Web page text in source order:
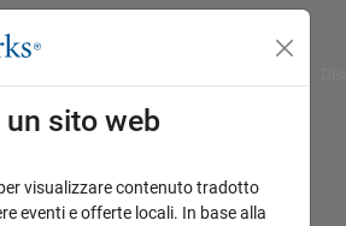
un sito web
visualizzare contenuto tradotto
eventi e offerte locali. In base alla